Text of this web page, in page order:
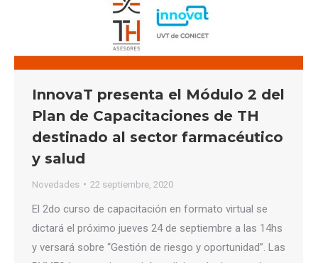
InnovaT presenta el Módulo 2 del
Plan de Capacitaciones de TH
destinado al sector farmacéutico
y salud
Novedades 22 septiembre, 2020
El 2do curso de capacitación en formato virtual se
dictará el próximo jueves 24 de septiembre a las 14hs
y versará sobre “Gestión de riesgo y oportunidad”. Las